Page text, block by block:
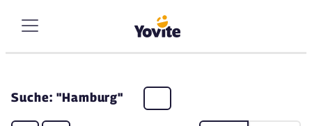
Suche: "Hamburg"